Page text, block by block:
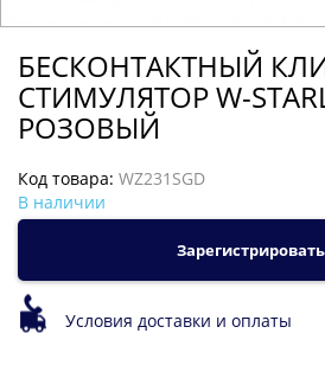
БЕСКОНТАКТНЫЙ
СТИМУЛЯТОР W-
РОЗОВЫЙ
Код товара: WZ231SGD
В наличии
Условия доставки и оплаты